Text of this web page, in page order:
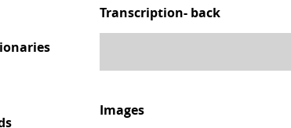
Transcription- back
Images